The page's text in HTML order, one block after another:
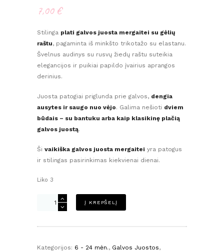
7,00€
Stilinga plati galvos juosta mergaitei su gėlių
raštu, pagaminta iš minkšto trikotažo su elastanu.
Švelnus audinys su rusvų žiedų raštu suteikia
elegancijos ir puikiai papildo įvairius aprangos
derinius.
Juosta patogiai priglunda prie galvos, dengia
ausytes ir saugo nuo vėjo. Galima nešioti dviem
būdais – su bantuku arba kaip klasikinę plačią
galvos juostą.
Ši vaikiška galvos juosta mergaitei yra patogus
ir stilingas pasirinkimas kiekvienai dienai.
Liko 3
produkto
Į KREPŠELĮ
Kategorijos: 6 - 24 mėn., Galvos Juostos,